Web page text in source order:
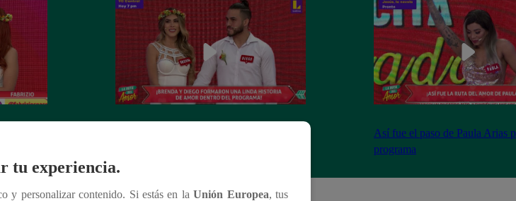
Así fue el paso de Paula Arias
programa
tu experiencia.
y personalizar contenido. Si estás en laUnión Europea, tus